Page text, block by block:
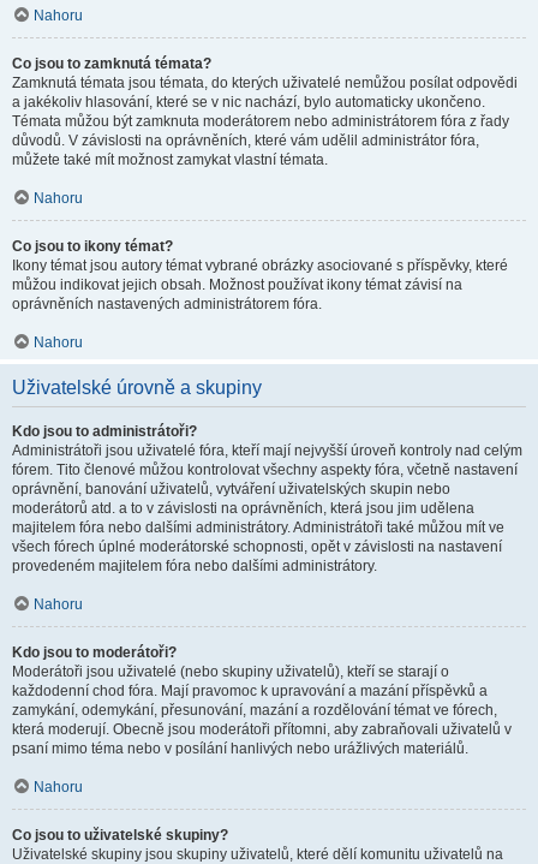
Nahoru
Co jsou to zamknutá témata?
Zamknutá témata jsou témata, do kterých uživatelé nemůžou posílat odpovědi
a jakékoliv hlasování, které se v nic nachází, bylo automaticky ukončeno.
Témata můžou být zamknuta moderátorem nebo administrátorem fóra z řady
důvodů. V závislosti na oprávněních, které vám udělil administrátor fóra,
můžete také mít možnost zamykat vlastní témata.
Nahoru
Co jsou to ikony témat?
Ikony témat jsou autory témat vybrané obrázky asociované s příspěvky, které
můžou indikovat jejich obsah. Možnost používat ikony témat závisí na
oprávněních nastavených administrátorem fóra.
Nahoru
Uživatelské úrovně a skupiny
Kdo jsou to administrátoři?
Administrátoři jsou uživatelé fóra, kteří mají nejvyšší úroveň kontroly nad celým
fórem. Tito členové můžou kontrolovat všechny aspekty fóra, včetně nastavení
oprávnění, banování uživatelů, vytváření uživatelských skupin nebo
moderátorů atd. a to v závislosti na oprávněních, která jsou jim udělena
majitelem fóra nebo dalšími administrátory. Administrátoři také můžou mít ve
všech fórech úplné moderátorské schopnosti, opět v závislosti na nastavení
provedeném majitelem fóra nebo dalšími administrátory.
Nahoru
Kdo jsou to moderátoři?
Moderátoři jsou uživatelé (nebo skupiny uživatelů), kteří se starají o
každodenní chod fóra. Mají pravomoc k upravování a mazání příspěvků a
zamykání, odemykání, přesunování, mazání a rozdělování témat ve fórech,
která moderují. Obecně jsou moderátoři přítomni, aby zabraňovali uživatelů v
psaní mimo téma nebo v posílání hanlivých nebo urážlivých materiálů.
Nahoru
Co jsou to uživatelské skupiny?
Uživatelské skupiny jsou skupiny uživatelů, které dělí komunitu uživatelů na